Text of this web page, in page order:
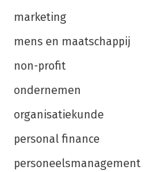
marketing
mens en maatschappij
non-profit
ondernemen
organisatiekunde
personal finance
personeelsmanagement